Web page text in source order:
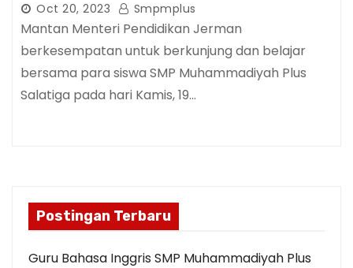
Oct 20, 2023 Smpmplus
Mantan Menteri Pendidikan Jerman
berkesempatan untuk berkunjung dan belajar
bersama para siswa SMP Muhammadiyah Plus
Salatiga pada hari Kamis, 19…
Postingan Terbaru
Guru Bahasa Inggris SMP Muhammadiyah Plus